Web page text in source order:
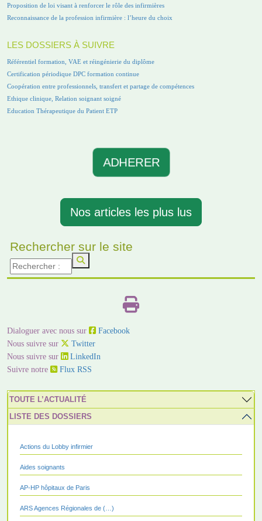
Proposition de loi visant à renforcer le rôle des infirmières
Reconnaissance de la profession infirmière : l’heure du choix
LES DOSSIERS À SUIVRE
Référentiel formation, VAE et réingénierie du diplôme
Certification périodique DPC formation continue
Coopération entre professionnels, transfert et partage de compétences
Ethique clinique, Relation soignant soigné
Education Thérapeutique du Patient ETP
ADHERER
Nos articles les plus lus
Rechercher sur le site
Dialoguer avec nous sur
Facebook
Nous suivre sur
Twitter
Nous suivre sur
LinkedIn
Suivre notre
Flux RSS
TOUTE L’ACTUALITÉ
LISTE DES DOSSIERS
Actions du Lobby infirmier
Aides soignants
AP-HP hôpitaux de Paris
ARS Agences Régionales de (…)